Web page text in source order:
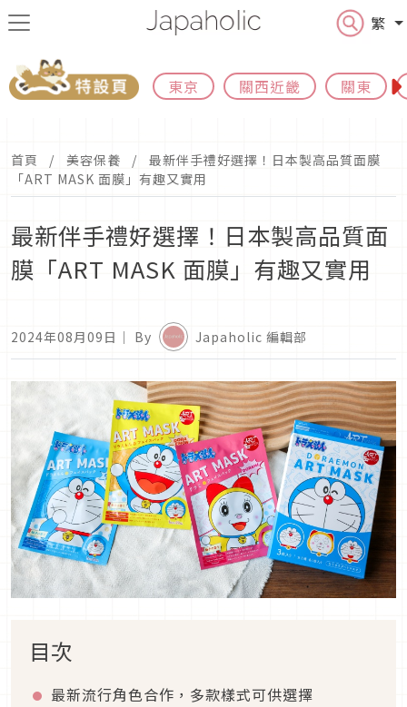
繁
東京 關西近畿 關東
首頁 美容保養
最新伴手禮好選擇！日本製高品質面膜
「ART MASK 面膜」有趣又實用
最新伴手禮好選擇！日本製高品質面
膜「ART MASK 面膜」有趣又實用
2024年08月09日 ｜ By Japaholic 編輯部
目次
最新流行角色合作，多款樣式可供選擇